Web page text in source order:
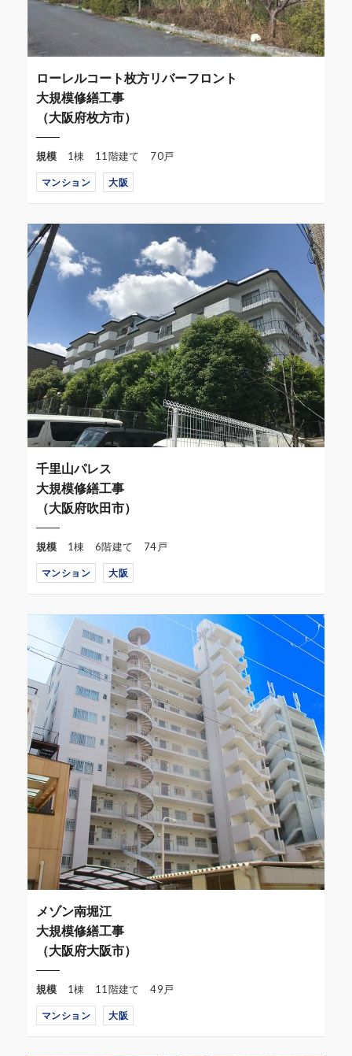
ローレルコート枚方リバーフロント
大規模修繕工事
（大阪府枚方市）
規模 1棟 11階建て 70戸
マンション 大阪
千里山パレス
大規模修繕工事
（大阪府吹田市）
規模 1棟 6階建て 74戸
マンション 大阪
メゾン南堀江
大規模修繕工事
（大阪府大阪市）
規模 1棟 11階建て 49戸
マンション 大阪